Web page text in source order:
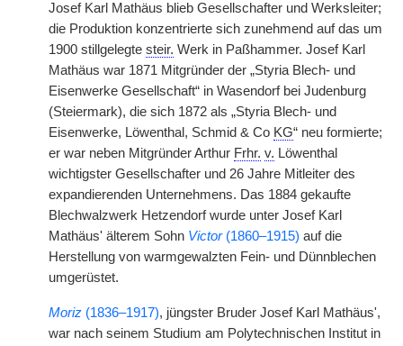
Josef Karl Mathäus blieb Gesellschafter und Werksleiter;
die Produktion konzentrierte sich zunehmend auf das um
1900 stillgelegte steir. Werk in Paßhammer. Josef Karl
Mathäus war 1871 Mitgründer der „Styria Blech- und
Eisenwerke Gesellschaft“ in Wasendorf bei Judenburg
(Steiermark), die sich 1872 als „Styria Blech- und
Eisenwerke, Löwenthal, Schmid & Co KG“ neu formierte;
er war neben Mitgründer Arthur Frhr. v. Löwenthal
wichtigster Gesellschafter und 26 Jahre Mitleiter des
expandierenden Unternehmens. Das 1884 gekaufte
Blechwalzwerk Hetzendorf wurde unter Josef Karl
Mathäus' älterem Sohn Victor(1860–1915) auf die
Herstellung von warmgewalzten Fein- und Dünnblechen
umgerüstet.
Moriz (1836–1917), jüngster Bruder Josef Karl Mathäus',
war nach seinem Studium am Polytechnischen Institut in